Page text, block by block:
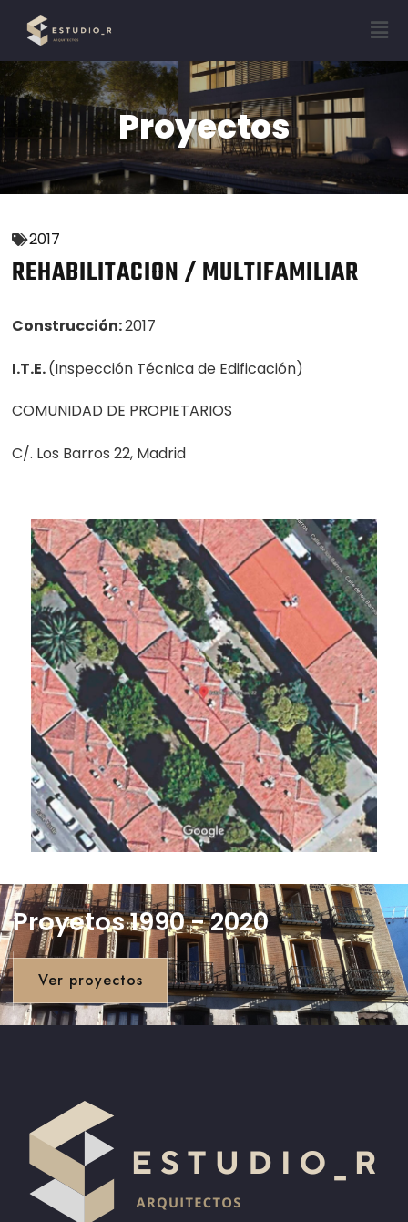
Proyectos
2017
REHABILITACION / MULTIFAMILIAR
Construcción:2017
I.T.E.(Inspección Técnica de Edificación)
COMUNIDAD DE PROPIETARIOS
C/. Los Barros 22, Madrid
Proyetos 1990 - 2020
Ver proyectos